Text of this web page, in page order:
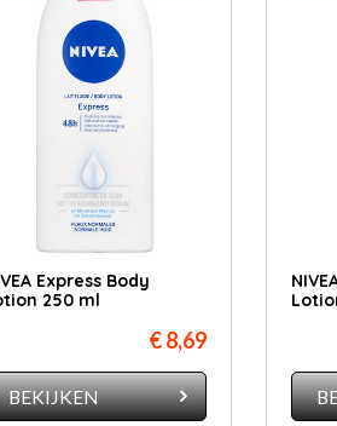
Express Body
250 ml
€ 8,69
BEKIJKEN